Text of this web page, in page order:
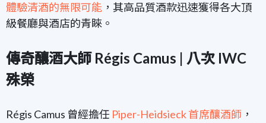
體驗清酒的無限可能 ，其高品質酒款迅速獲得各大頂
級餐廳與酒店的青睞。
傳奇釀酒大師 Régis Camus | 八次 IWC
殊榮
Régis Camus 曾經擔任 Piper-Heidsieck 首席釀酒師 ，